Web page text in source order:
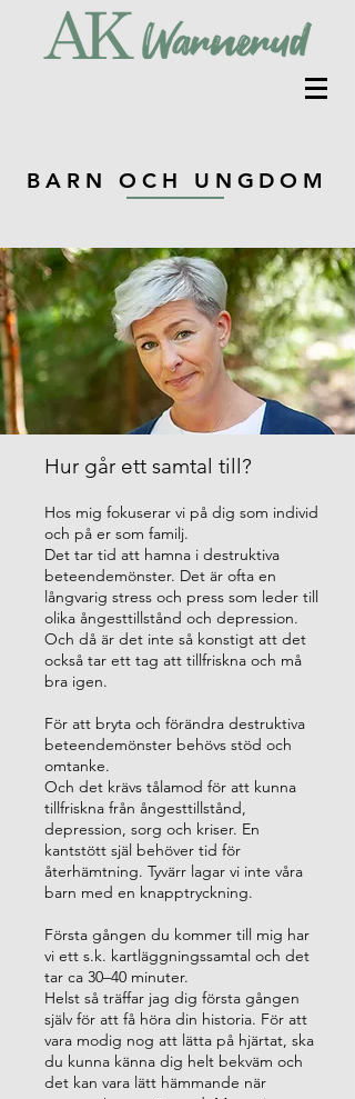
BARN OCH UNGDOM
Hur går ett samtal till?
Hos mig fokuserar vi på dig som individ
och på er som familj.
Det tar tid att hamna i destruktiva
beteendemönster. Det är ofta en
långvarig stress och press som leder till
olika ångesttillstånd och depression.
Och då är det inte så konstigt att det
också tar ett tag att tillfriskna och må
bra igen.
För att bryta och förändra destruktiva
beteendemönster behövs stöd och
omtanke.
Och det krävs tålamod för att kunna
tillfriskna från ångesttillstånd,
depression, sorg och kriser. En
kantstött själ behöver tid för
återhämtning. Tyvärr lagar vi inte våra
barn med en knapptryckning.
Första gången du kommer till mig har
vi ett s.k. kartläggningssamtal och det
tar ca 30–40 minuter.
Helst så träffar jag dig första gången
själv för att få höra din historia. För att
vara modig nog att lätta på hjärtat, ska
du kunna känna dig helt bekväm och
det kan vara lätt hämmande när